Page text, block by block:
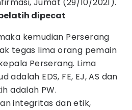
dipecat
kemudian Perserang
tegas lima orang pemain
Perserang. Lima
adalah EDS, FE, EJ, AS dan
adalah PW.
integritas dan etik,